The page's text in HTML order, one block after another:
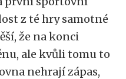
z té hry samotné
že na konci
ale kvůli tomu to
nehrají zápas,